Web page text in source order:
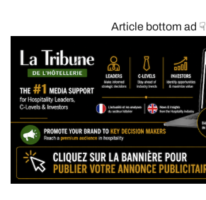
Article bottom ad ☟